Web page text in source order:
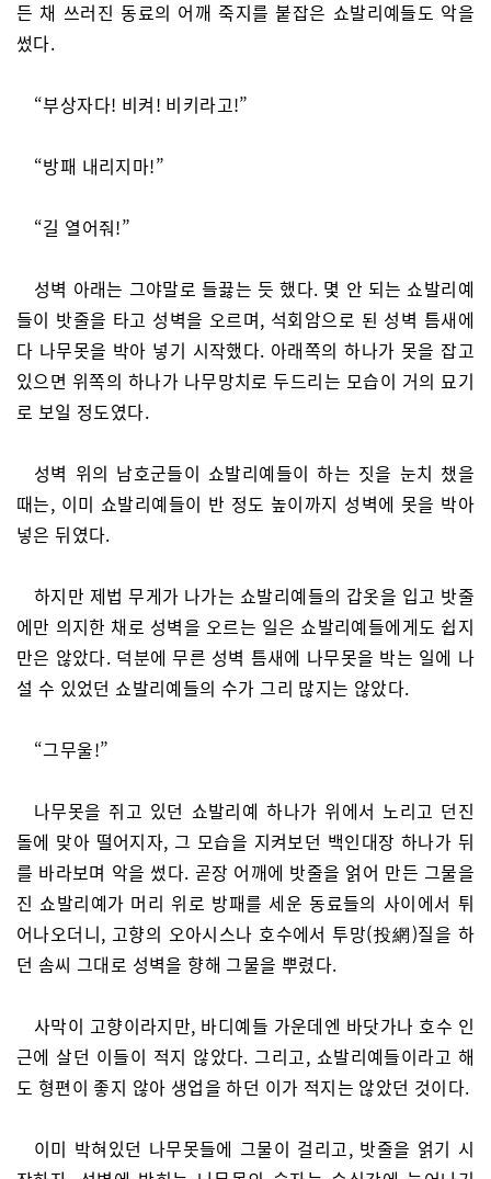
든 채 쓰러진 동료의 어깨 죽지를 붙잡은 쇼발리예들도 악을
썼다.
“부상자다! 비켜! 비키라고!”
“방패 내리지마!”
“길 열어줘!”
성벽 아래는 그야말로 들끓는 듯 했다. 몇 안 되는 쇼발리예
들이 밧줄을 타고 성벽을 오르며, 석회암으로 된 성벽 틈새에
다 나무못을 박아 넣기 시작했다. 아래쪽의 하나가 못을 잡고
있으면 위쪽의 하나가 나무망치로 두드리는 모습이 거의 묘기
로 보일 정도였다.
성벽 위의 남호군들이 쇼발리예들이 하는 짓을 눈치 챘을
때는, 이미 쇼발리예들이 반 정도 높이까지 성벽에 못을 박아
넣은 뒤였다.
하지만 제법 무게가 나가는 쇼발리예들의 갑옷을 입고 밧줄
에만 의지한 채로 성벽을 오르는 일은 쇼발리예들에게도 쉽지
만은 않았다. 덕분에 무른 성벽 틈새에 나무못을 박는 일에 나
설 수 있었던 쇼발리예들의 수가 그리 많지는 않았다.
“그무울!”
나무못을 쥐고 있던 쇼발리예 하나가 위에서 노리고 던진
돌에 맞아 떨어지자, 그 모습을 지켜보던 백인대장 하나가 뒤
를 바라보며 악을 썼다. 곧장 어깨에 밧줄을 얽어 만든 그물을
진 쇼발리예가 머리 위로 방패를 세운 동료들의 사이에서 튀
어나오더니, 고향의 오아시스나 호수에서 투망(投網)질을 하
던 솜씨 그대로 성벽을 향해 그물을 뿌렸다.
사막이 고향이라지만, 바디예들 가운데엔 바닷가나 호수 인
근에 살던 이들이 적지 않았다. 그리고, 쇼발리예들이라고 해
도 형편이 좋지 않아 생업을 하던 이가 적지는 않았던 것이다.
이미 박혀있던 나무못들에 그물이 걸리고, 밧줄을 얽기 시